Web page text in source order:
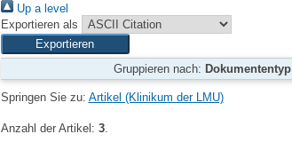
Up a level
Exportieren als
Gruppieren nach: Dokumententyp
Springen Sie zu: Artikel (Klinikum der LMU)
Anzahl der Artikel: 3.